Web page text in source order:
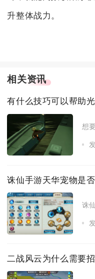
升整体战力。
相关资讯
有什么技巧可以帮助
想
诛仙手游天华宠物是
诛
二战风云为什么需要